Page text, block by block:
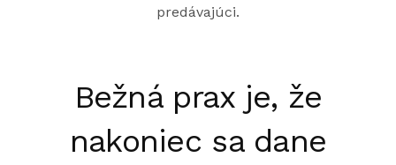
predávajúci.
Bežná prax je, že
nakoniec sa dane